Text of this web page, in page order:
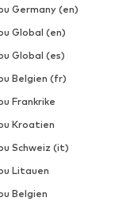
Germany (en)
Global (en)
Global (es)
Belgien (fr)
Frankrike
Kroatien
Schweiz (it)
Litauen
Belgien